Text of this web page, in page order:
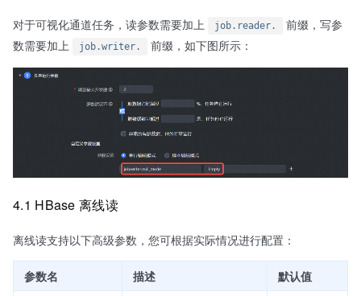
对于可视化通道任务，读参数需要加上 job.reader.
前缀，写参
数需要加上
job.writer. 前缀，如下图所示：
4.1 HBase 离线读
离线读支持以下高级参数，您可根据实际情况进行配置：
参数名 描述
默认值